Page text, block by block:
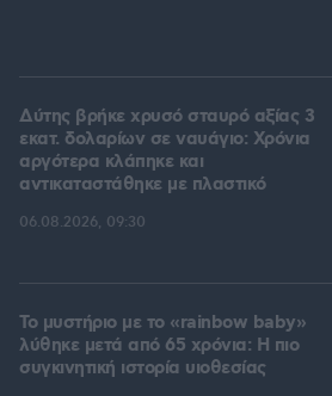
Δύτης βρήκε χρυσό σταυρό αξίας 3
εκατ. δολαρίων σε ναυάγιο: Χρόνια
αργότερα κλάπηκε και
αντικαταστάθηκε με πλαστικό
06.08.2026, 09:30
Το μυστήριο με το «rainbow baby»
λύθηκε μετά από 65 χρόνια: Η πιο
συγκινητική ιστορία υιοθεσίας